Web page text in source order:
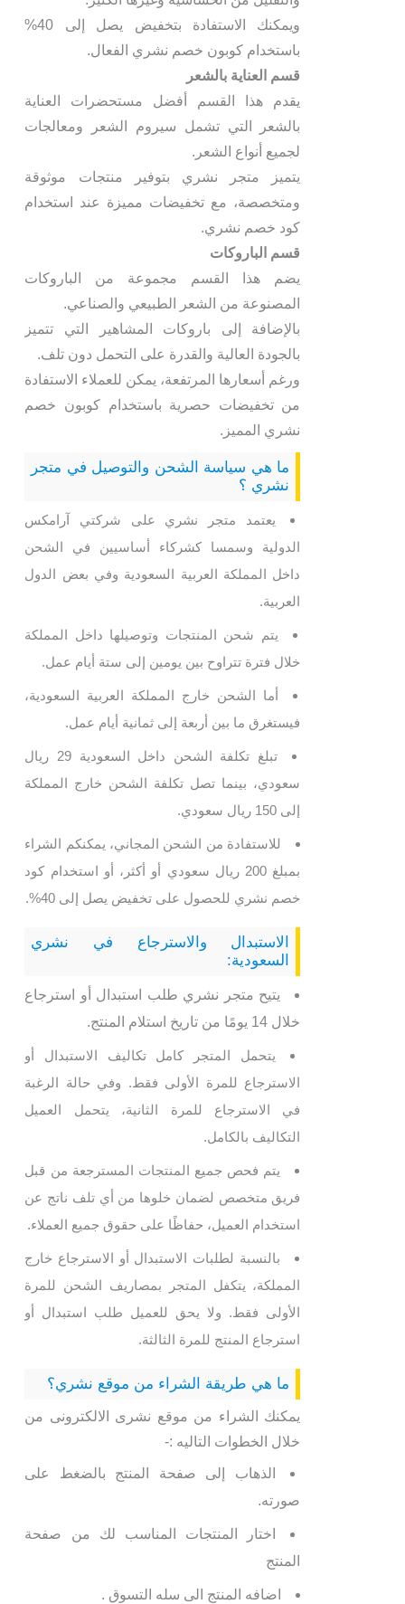
ويمكنك الاستفادة بتخفيض يصل إلى 40%
باستخدام كوبون خصم نشري الفعال.
قسم العناية بالشعر
يقدم هذا القسم أفضل مستحضرات العناية
بالشعر التي تشمل سيروم الشعر ومعالجات
لجميع أنواع الشعر.
يتميز متجر نشري بتوفير منتجات موثوقة
ومتخصصة، مع تخفيضات مميزة عند استخدام
كود خصم نشري.
قسم الباروكات
يضم هذا القسم مجموعة من الباروكات
المصنوعة من الشعر الطبيعي والصناعي.
بالإضافة إلى باروكات المشاهير التي تتميز
بالجودة العالية والقدرة على التحمل دون تلف.
ورغم أسعارها المرتفعة، يمكن للعملاء الاستفادة
من تخفيضات حصرية باستخدام كوبون خصم
نشري المميز.
ما هي سياسة الشحن والتوصيل في متجر
نشري ؟
يعتمد متجر نشري على شركتي آرامكس
الدولية وسمسا كشركاء أساسيين في الشحن
داخل المملكة العربية السعودية وفي بعض الدول
العربية.
يتم شحن المنتجات وتوصيلها داخل المملكة
خلال فترة تتراوح بين يومين إلى ستة أيام عمل.
أما الشحن خارج المملكة العربية السعودية،
فيستغرق ما بين أربعة إلى ثمانية أيام عمل.
تبلغ تكلفة الشحن داخل السعودية 29 ريال
سعودي، بينما تصل تكلفة الشحن خارج المملكة
إلى 150 ريال سعودي.
للاستفادة من الشحن المجاني، يمكنكم الشراء
بمبلغ 200 ريال سعودي أو أكثر، أو استخدام كود
خصم نشري للحصول على تخفيض يصل إلى 40%.
الاستبدال والاسترجاع في نشري
السعودية:
يتيح متجر نشري طلب استبدال أو استرجاع
خلال 14 يومًا من تاريخ استلام المنتج.
يتحمل المتجر كامل تكاليف الاستبدال أو
الاسترجاع للمرة الأولى فقط. وفي حالة الرغبة
في الاسترجاع للمرة الثانية، يتحمل العميل
التكاليف بالكامل.
يتم فحص جميع المنتجات المسترجعة من قبل
فريق متخصص لضمان خلوها من أي تلف ناتج عن
استخدام العميل، حفاظًا على حقوق جميع العملاء.
بالنسبة لطلبات الاستبدال أو الاسترجاع خارج
المملكة، يتكفل المتجر بمصاريف الشحن للمرة
الأولى فقط. ولا يحق للعميل طلب استبدال أو
استرجاع المنتج للمرة الثالثة.
ما هي طريقة الشراء من موقع نشري؟
يمكنك الشراء من موقع نشرى الالكترونى من
خلال الخطوات التاليه :-
الذهاب إلى صفحة المنتج بالضغط على
صورته.
اختار المنتجات المناسب لك من صفحة
المنتج
اضافه المنتج الى سله التسوق .